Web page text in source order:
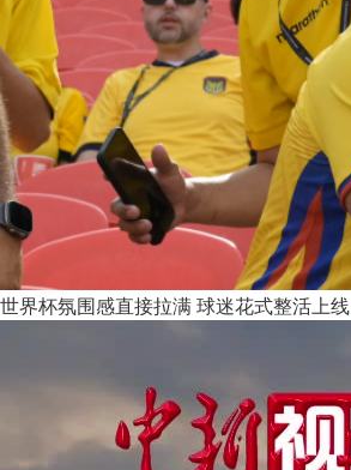
世界杯氛围感直接拉满 球迷花式整活上线